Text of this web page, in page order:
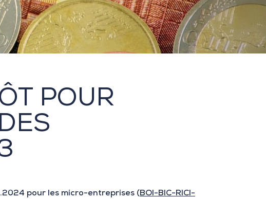
POUR
pour les micro-entreprises (BOI-BIC-RICI-